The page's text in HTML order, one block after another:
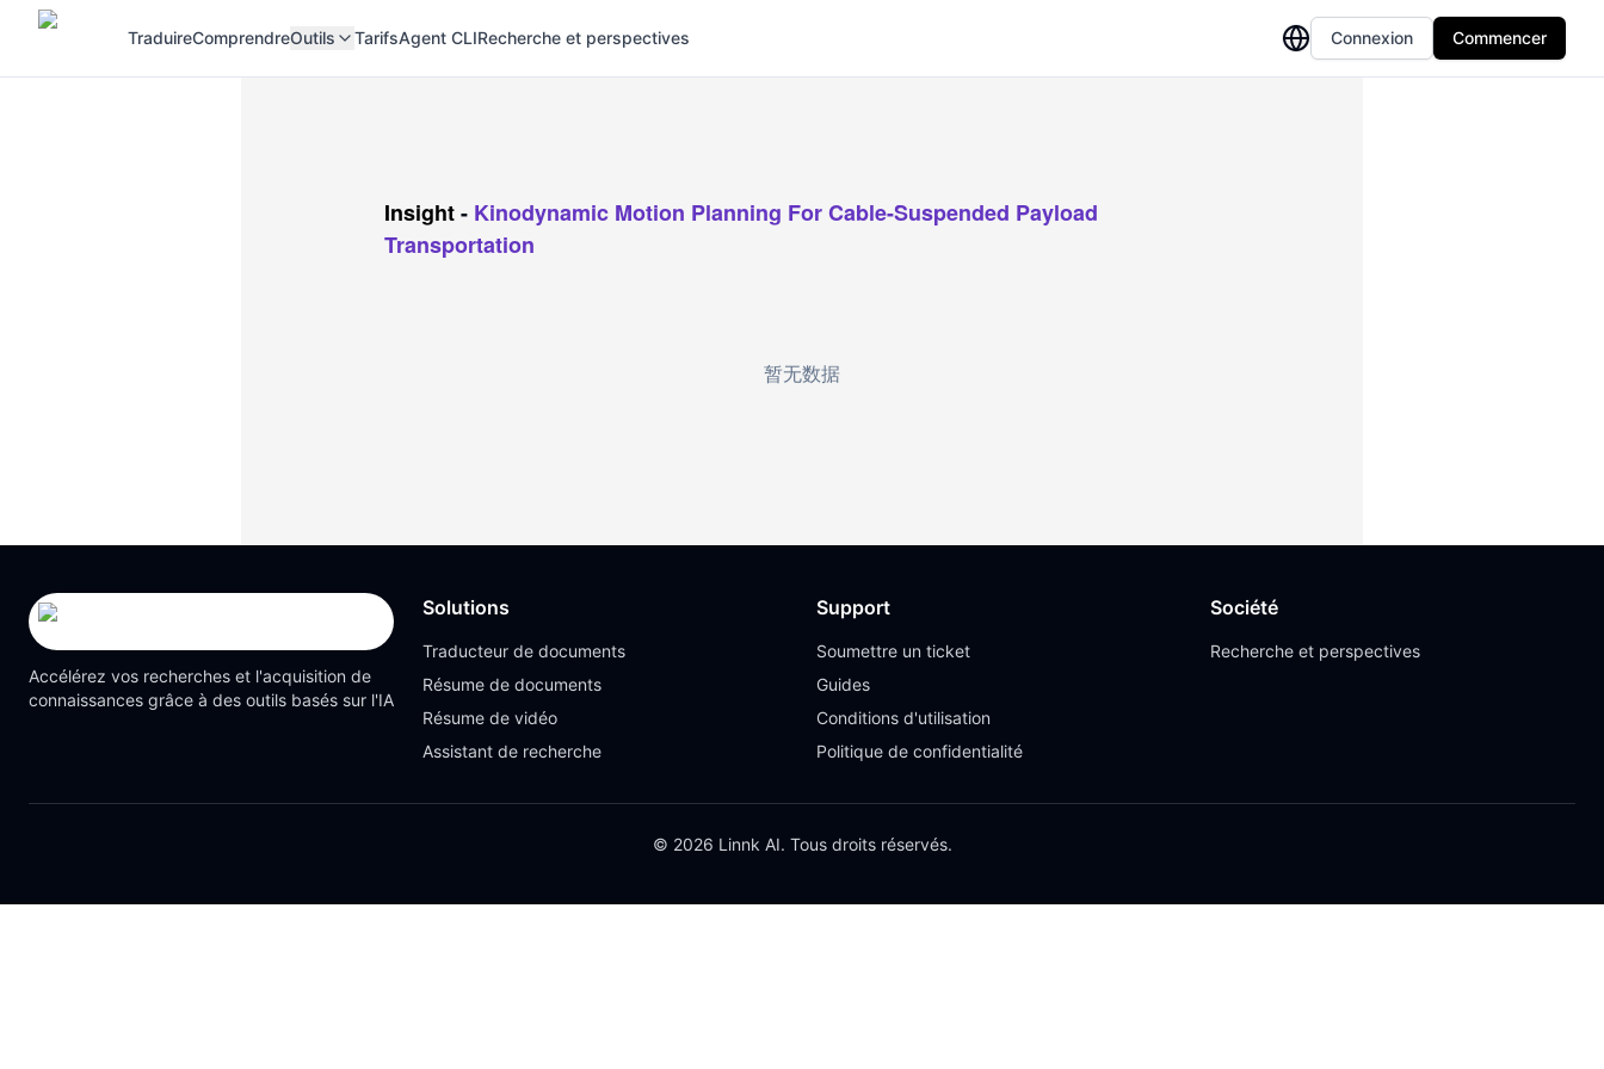
TraduireComprendreOutils TarifsAgent CLIRecherche et perspectives Connexion Commencer
Insight- Kinodynamic Motion Planning For Cable-Suspended Payload
Transportation
暂无数据
Accélérez vos recherches et l'acquisition de
connaissances grâce à des outils basés sur l'IA
Solutions
Traducteur de documents
Résume de documents
Résume de vidéo
Assistant de recherche
Support
Soumettre un ticket
Guides
Conditions d'utilisation
Politique de confidentialité
Société
Recherche et perspectives
© 2026 Linnk AI. Tous droits réservés.